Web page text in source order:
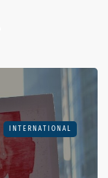
INTERNATIONAL